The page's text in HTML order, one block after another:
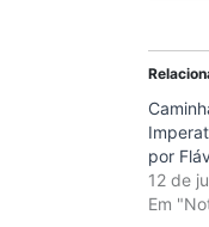
por
12 de
Em